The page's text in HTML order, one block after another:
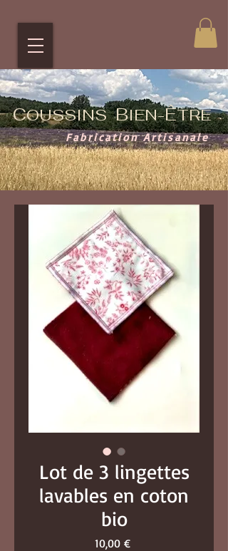
COUSSINSBIEN-ÊTRE
Fabrication Artisanale
Lot de 3 lingettes
lavables en coton
bio
10,00 €Prix